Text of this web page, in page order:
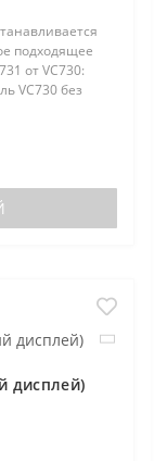
подходящее
от VC730:
VC730 без
дисплей)